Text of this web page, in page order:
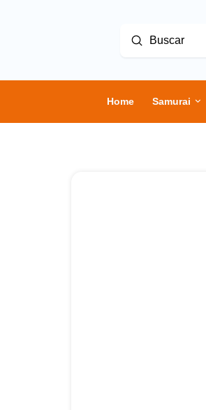
Buscar
Enviar
Home Samurai